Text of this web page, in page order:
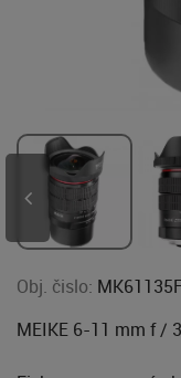
Obj. čislo:
MEIKE 6-11 mm f /